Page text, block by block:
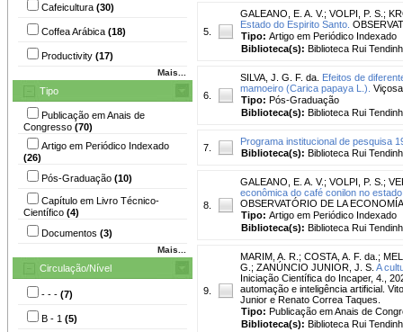
Cafeicultura (30)
Coffea Arábica (18)
Productivity (17)
Mais...
Tipo
Publicação em Anais de
Congresso (70)
Artigo em Periódico Indexado
(26)
Pós-Graduação (10)
Capítulo em Livro Técnico-
Científico (4)
Documentos (3)
Mais...
Circulação/Nível
- - - (7)
B - 1 (5)
5.
GALEANO, E. A. V.; VOLPI, P. S. ;
Estado do Espirito Santo.
Tipo: Artigo em Periódico Indexado
Biblioteca(s): Biblioteca Rui
6.
SILVA, J. G. F. da. Efeitos de
mamoeiro (Carica papaya L.).
Tipo: Pós-Graduação
Biblioteca(s): Biblioteca Rui
7.
Programa institucional de pesquisa
Biblioteca(s): Biblioteca Rui
8.
GALEANO, E. A. V.; VOLPI, P. S. ;
econômica do café conilon no
OBSERVATÓRIO DE LA
Tipo: Artigo em Periódico Indexado
Biblioteca(s): Biblioteca Rui
9.
MARIM, A. R. ; COSTA, A. F. da. ;
G. ; ZANÚNCIO JUNIOR, J. S. A
Iniciação Científica do Incaper, 4.,
automação e inteligência artificial.
Junior e Renato Correa Taques.
Tipo: Publicação em Anais de
Biblioteca(s): Biblioteca Rui